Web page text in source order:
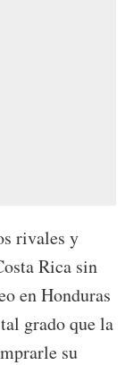
rivales y
Rica sin
en Honduras
grado que la
su